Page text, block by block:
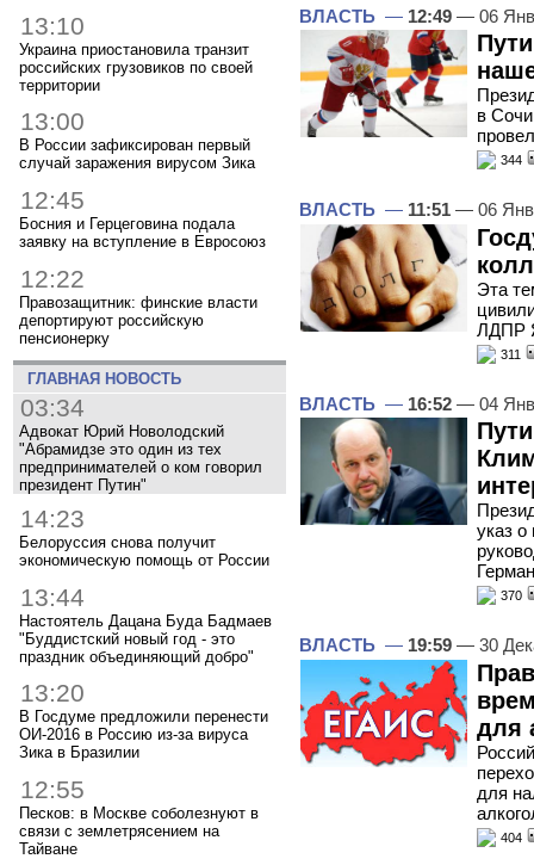
13:10
Украина приостановила транзит
российских грузовиков по своей
территории
13:00
В России зафиксирован первый
случай заражения вирусом Зика
12:45
Босния и Герцеговина подала
заявку на вступление в Евросоюз
12:22
Правозащитник: финские власти
депортируют российскую
пенсионерку
ГЛАВНАЯ НОВОСТЬ
03:34
Адвокат Юрий Новолодский
"Абрамидзе это один из тех
предпринимателей о ком говорил
президент Путин"
14:23
Белоруссия снова получит
экономическую помощь от России
13:44
Настоятель Дацана Буда Бадмаев
"Буддистский новый год - это
праздник объединяющий добро"
13:20
В Госдуме предложили перенести
ОИ-2016 в Россию из-за вируса
Зика в Бразилии
12:55
Песков: в Москве соболезнуют в
связи с землетрясением на
Тайване
ВЛАСТЬ — 12:49 — 06
в
344
ВЛАСТЬ — 11:51 — 06
Эта
ЛДПР
311
ВЛАСТЬ — 16:52 — 04
указ о
370
ВЛАСТЬ — 19:59 — 30
для
для
404